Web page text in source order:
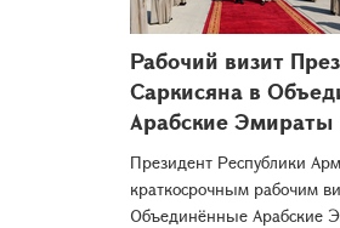
Рабочий визит
Саркисяна в
Арабские Эмираты
Президент Республики
краткосрочным рабочим
Объединённые Арабские